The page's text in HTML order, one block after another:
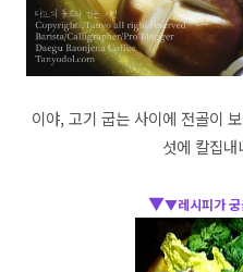
이야, 고기 굽는 사이에 전골이
섯에 칼집
▼▼레시피가